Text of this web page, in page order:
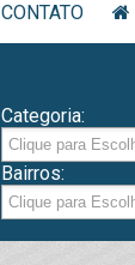
CONTATO
Categoria:
Bairros: